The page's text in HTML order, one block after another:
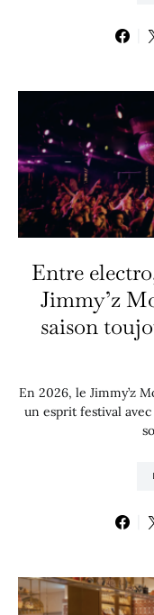
Entre
Jimmy’z
saison
En 2026, le Jimmy’z
un esprit festival